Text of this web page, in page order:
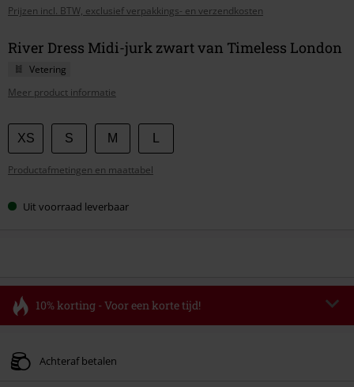
Prijzen incl. BTW, exclusief verpakkings- en verzendkosten
River Dress Midi-jurk zwart van Timeless London
Vetering
Meer product informatie
Kies
je
maat
XS S M
Productafmetingen en maattabel
Uit voorraad leverbaar
10% korting - Voor een korte tijd!
Geldig t/m 11-08-2026
Achteraf betalen